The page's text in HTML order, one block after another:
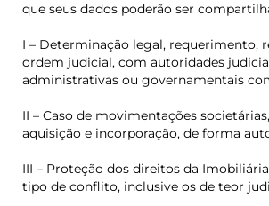
que seus dados poderão ser
I – Determinação legal, requerimento,
ordem judicial, com autoridades
administrativas ou governamentais
II – Caso de movimentações
aquisição e incorporação, de forma
III – Proteção dos direitos da
tipo de conflito, inclusive os de teor